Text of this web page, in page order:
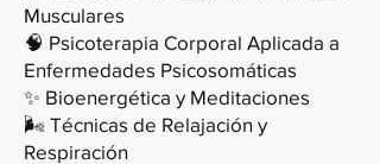
Musculares
🧠 Psicoterapia Corporal Aplicada a
Enfermedades Psicosomáticas
✨ Bioenergética y Meditaciones
🌬️ Técnicas de Relajación y
Respiración